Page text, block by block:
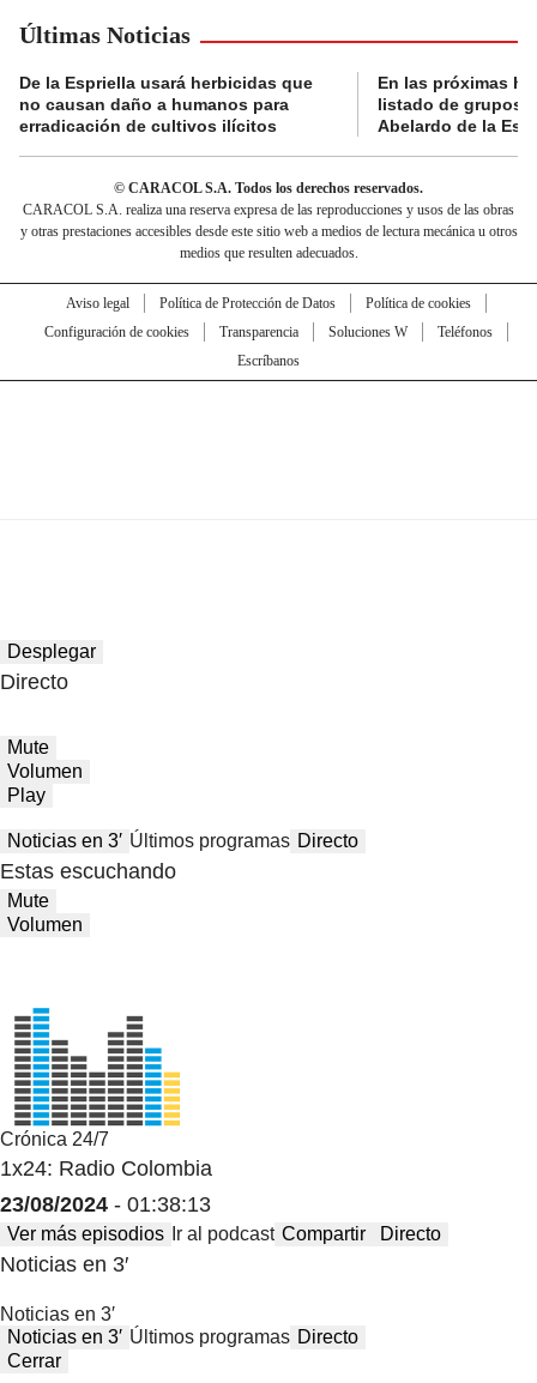
Últimas Noticias
De la Espriella usará herbicidas que
no causan daño a humanos para
erradicación de cultivos ilícitos
En las próximas
listado de grupos
Abelardo de la
© CARACOL S.A. Todos los derechos reservados.
CARACOL S.A. realiza una reserva expresa de las reproducciones y usos de las obras
y otras prestaciones accesibles desde este sitio web a medios de lectura mecánica u otros
medios que resulten adecuados.
Aviso legal Política de Protección de Datos
Política de cookies
Configuración de cookies
Transparencia Soluciones W
Teléfonos
Escríbanos
Desplegar
Directo
Mute
Volumen
Play
Noticias en 3′ Últimos programas Directo
Estas escuchando
Mute
Volumen
Crónica 24/7
1x24: Radio Colombia
23/08/2024 - 01:38:13
Ver más episodios Ir al podcast Compartir Directo
Noticias en 3′
Noticias en 3′
Noticias en 3′ Últimos programas Directo
Cerrar